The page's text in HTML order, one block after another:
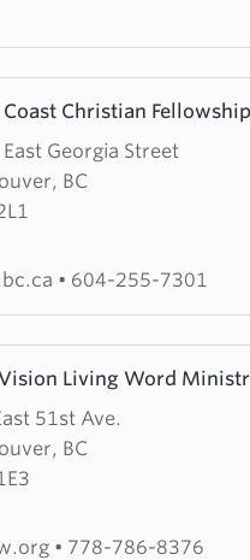
Coast Christian Fellowship
Georgia Street
BC
• 604-255-7301
Living Word
51st Ave.
BC
• 778-786-8376